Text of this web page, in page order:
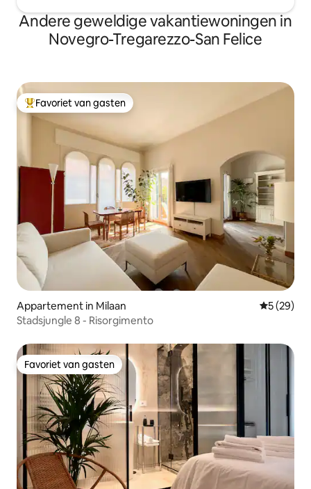
Andere geweldige vakantiewoningen in
Novegro-Tregarezzo-San Felice
Topfavoriet van gasten
Favoriet van gasten
Appartement in Milaan
5 (29)
Stadsjungle 8 - Risorgimento
Favoriet van gasten
Favoriet van gasten